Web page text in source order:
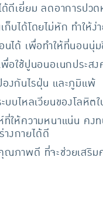
ด้ดีเยี่ยม ลดอาการปว
ก็บได้โดยไม่หัก ทำให้ง่
นได้ เพื่อทำให้ที่นอนนุ่
อใช้ปูนอนอเนกประสง
งกันไรฝุ่น และภูมิแพ้
บบไหลเวียนของโลหิต
ที่ให้ความหนาแน่น คง
งกายได้ดี
ณภาพดี ที่จะช่วยเสริม